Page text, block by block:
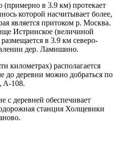
(примерно в 3.9 км) протекает
которой насчитывает более,
является притоком р. Москва.
Истринское (величиной
в 3.9 км северо-
дер. Ламишино.
километрах) располагается
до деревни можно добраться по
A-108.
с деревней обеспечивает
станция Холщевики